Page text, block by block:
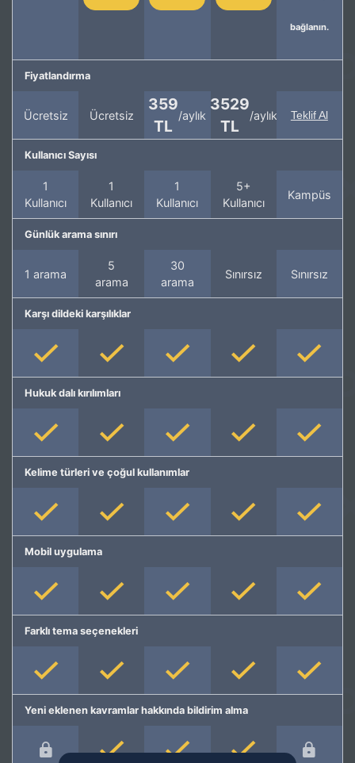
bağlanın.
Fiyatlandırma
Ücretsiz Ücretsiz
359
TL
/aylık
3529
TL
/aylık Teklif Al
Kullanıcı Sayısı
1
Kullanıcı
1
Kullanıcı
1
Kullanıcı
5+
Kullanıcı
Kampüs
Günlük arama sınırı
1 arama
5
arama
30
arama
Sınırsız Sınırsız
Karşı dildeki karşılıklar
Hukuk dalı kırılımları
Kelime türleri ve çoğul kullanımlar
Mobil uygulama
Farklı tema seçenekleri
Yeni eklenen kavramlar hakkında bildirim alma